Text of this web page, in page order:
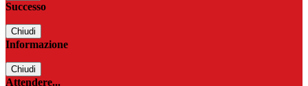
Successo
Chiudi
Informazione
Chiudi
Attendere...